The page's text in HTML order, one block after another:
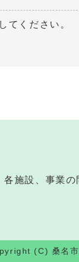
てください。
各施設、事業の
(C) 桑名